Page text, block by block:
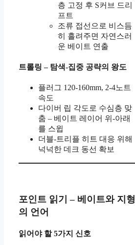
층 고정 후 S커브 드리
프트
조류 접선으로 비스듬
히 흘려주면 자연스러
운 베이트 연출
트롤링 – 탐색-집중 공략의 왕도
플러그 120-160mm, 2-4노트
속도
다이버 립 각도로 수심층 맞
춤 – 베이트 레이어 위-아래
를 스윕
더블-트리플 히트 대응 위해
넉넉한 데크 동선 확보
포인트 읽기 – 베이트와 지형
의 언어
읽어야 할 5가지 신호